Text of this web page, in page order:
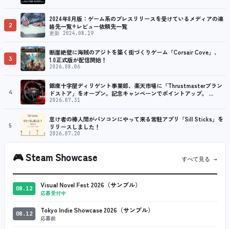
2
2024年8月版：ゲーム系のプレスリリースを受けているメディアの連
絡先一覧+レビュー依頼先一覧
更新 2024.08.19
3
断崖絶壁に海賊のアジトを築く街づくりゲーム「Corsair Cove」、
1.0正式版が配信開始！
2026.08.06
4
銀座十字屋ディリゲント事業部、楽天市場に「Thrustmasterブラン
ドストア」をオープン。記念キャンペーンでポイントアップ。 …
2026.07.31
5
怠け者の棒人間がパソコンにやって来る常駐アプリ「Sill Sticks」を
リリースしました！
2026.07.20
🎮Steam Showcase すべて見る →
08.12 Visual Novel Fest 2026（サンプル）
応募受付中
08.12 Tokyo Indie Showcase 2026（サンプル）
応募前